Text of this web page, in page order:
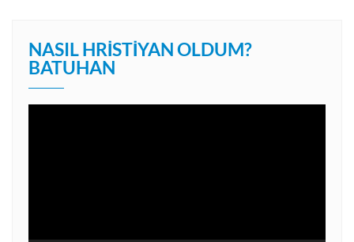
NASIL HRISTIYAN OLDUM?
BATUHAN